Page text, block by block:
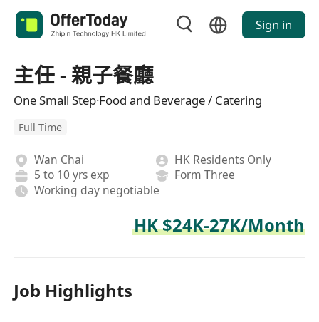
Sign in
主任 - 親子餐廳
One Small Step·Food and Beverage / Catering
Full Time
Wan Chai
HK Residents Only
5 to 10 yrs exp
Form Three
Working day negotiable
HK $24K-27K/Month
Job Highlights